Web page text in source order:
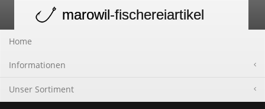
navigation
marowil-fischereiartikel
Home
Informationen
Unser Sortiment